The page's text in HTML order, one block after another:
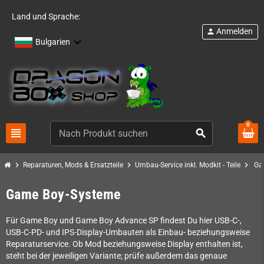
Land und Sprache:
Bulgarien
view_headline search
person Anmelden
0
chevron_right Reparaturen, Mods & Ersatzteile chevron_right Umbau-Service inkl. Modkit - Teile chevron_right
Game Boy-Systeme
Für Game Boy und Game Boy Advance SP findest Du hier USB-C-,
USB-C-PD- und IPS-Display-Umbauten als Einbau- beziehungsweise
Reparaturservice. Ob Mod beziehungsweise Display enthalten ist,
steht bei der jeweiligen Variante; prüfe außerdem das genaue